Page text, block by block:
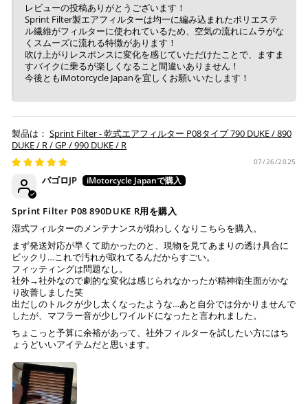
レビューの投稿ありがとうございます！
Sprint Filter製エアフィルターは均一に編み込まれたポリエステ
ル繊維がフィルターに使われているため、空気の流れにムラがな
くスムーズに流れる特徴があります！
吹け上がりレスポンスに変化を感じていただけたことで、ますま
すバイクに乗るが楽しくなること間違いありません！
今後ともiMotorcycle Japanを宜しくお願いいたします！
Sprint Filter - 乾式エアフィルター P08タイプ 790 DUKE / 890
DUKE / R / GP / 990 DUKE / R
07/26/2025
バゴロJP
Sprint Filter P08 890DUKE R用を購入
湿式フィルターのメンテナンスが煩わしくなりこちらを購入。
まず発送対応が早くて助かったのと、現物を見てあまりの透け具合に
ビックリ…これで汚れが取れてるんだからすごい。
フィッティングは問題なし。
社外→社外なので劇的な変化は感じられなかったが精神衛生面がかな
り改善しました笑
出だしのトルクが少し太くなったような…あと自分では分かりませんで
したが、マフラー音が少しワイルドになったと言われました。
ちょこっと予算に余裕があって、社外フィルターを試したい方にはち
ょうどいいアイテムだと思います。